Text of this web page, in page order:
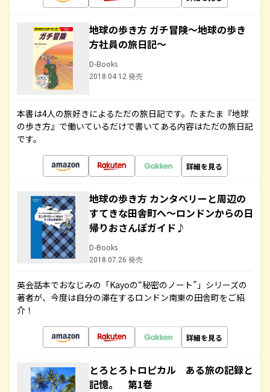
地球の歩き方 ガチ冒険～地球の歩き
方社員の旅日記～
D-Books
2018.04.12 発売
本書は4人の旅好きによるただの旅日記です。たまたま『地球
の歩き方』で働いているだけで書いてある内容はただの旅日記
です。
詳細を見る
地球の歩き方 カンタベリーと周辺の
すてきな田舎町へ～ロンドンからの日
帰りおさんぽガイド♪
D-Books
2018.07.26 発売
英会話本でおなじみの「Kayoの“秘密のノート”」シリーズの
著者が、今度は自分の滞在するロンドン南東の田舎町をご紹
介！
詳細を見る
とろとろトロピカル ある旅の記録と
記憶。 第1巻